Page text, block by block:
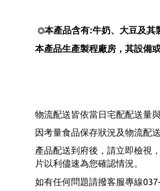
◎本產品含有:牛奶、大豆及其
本產品生產製程廠房，其設備
物流配送皆依當日宅配配送量
因考量食品保存狀況及物流配
產品配送到府後，請立即檢視
片以利儘速為您確認情況。
如有任何問題請撥客服專線